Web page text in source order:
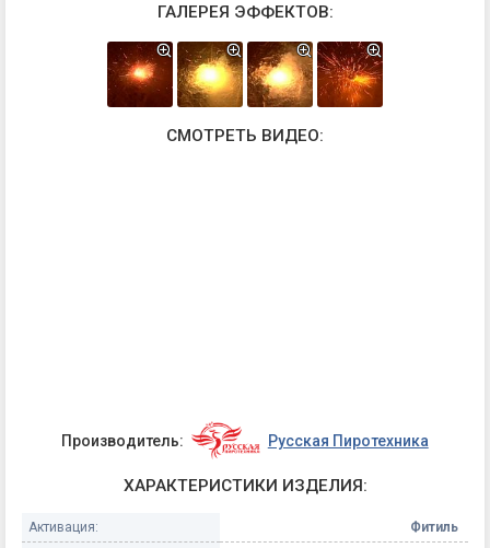
ГАЛЕРЕЯ ЭФФЕКТОВ:
СМОТРЕТЬ ВИДЕО:
Производитель: Русская Пиротехника
ХАРАКТЕРИСТИКИ ИЗДЕЛИЯ:
Активация:
Фитиль